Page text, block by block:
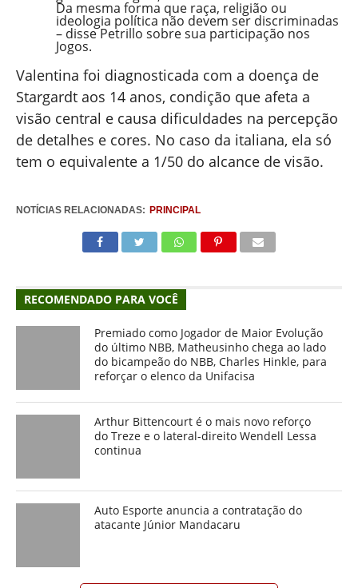
Da mesma forma que raça, religião ou
ideologia política não devem ser discriminadas
– disse Petrillo sobre sua participação nos
Jogos.
Valentina foi diagnosticada com a doença de
Stargardt aos 14 anos, condição que afeta a
visão central e causa dificuldades na percepção
de detalhes e cores. No caso da italiana, ela só
tem o equivalente a 1/50 do alcance de visão.
NOTÍCIAS RELACIONADAS: PRINCIPAL
RECOMENDADO PARA VOCÊ
Premiado como Jogador de Maior Evolução
do último NBB, Matheusinho chega ao lado
do bicampeão do NBB, Charles Hinkle, para
reforçar o elenco da Unifacisa
Arthur Bittencourt é o mais novo reforço
do Treze e o lateral-direito Wendell Lessa
continua
Auto Esporte anuncia a contratação do
atacante Júnior Mandacaru